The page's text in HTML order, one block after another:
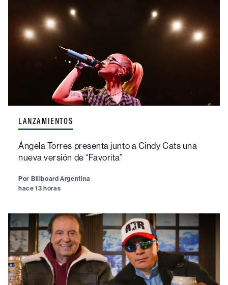
LANZAMIENTOS
Ángela Torres presenta junto a Cindy Cats una
nueva versión de “Favorita”
Por Billboard Argentina
hace 13 horas